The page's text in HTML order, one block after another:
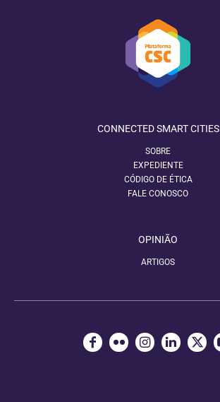
CONNECTED SMART CITIES
SOBRE
EXPEDIENTE
CÓDIGO DE ÉTICA
FALE CONOSCO
OPINIÃO
ARTIGOS